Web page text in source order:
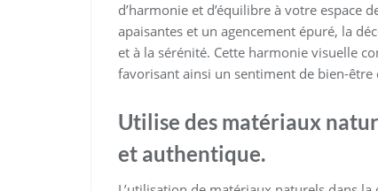
d’harmonie et d’équilibre à votre espace
apaisantes et un agencement épuré, la
et à la sérénité. Cette harmonie visuelle
favorisant ainsi un sentiment de bien-être
Utilise des matériaux
et authentique.